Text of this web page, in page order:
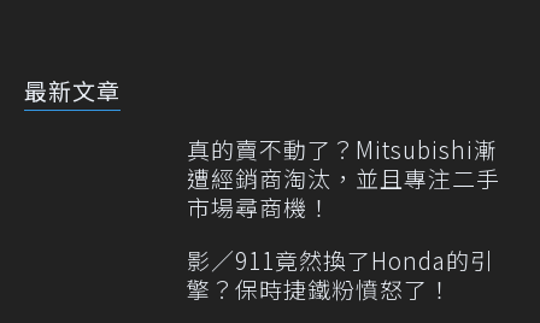
最新文章
真的賣不動了？Mitsubishi漸
遭經銷商淘汰，並且專注二手
市場尋商機！
影／911竟然換了Honda的引
擎？保時捷鐵粉憤怒了！